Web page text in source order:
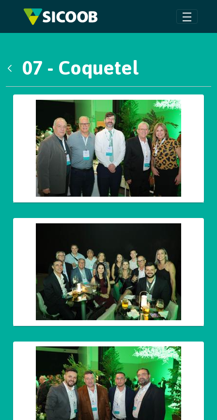
Pular para o Conteúdo principal
07 - Coquetel
Galeria de Mídias